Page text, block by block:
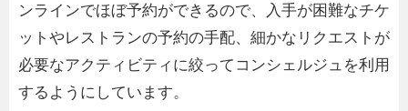
ンラインでほぼ予約ができるので、入手が困難なチケ
ットやレストランの予約の手配、細かなリクエストが
必要なアクティビティに絞ってコンシェルジュを利用
するようにしています。